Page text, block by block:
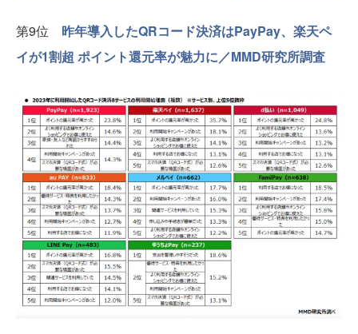
第9位 昨年導入したQRコード決済はPayPay、楽天ペ
イが1割超 ポイント還元率が魅力に／MMD研究所調査